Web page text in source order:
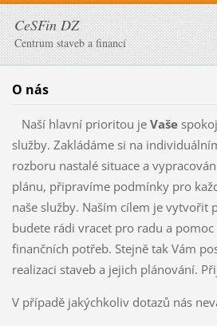
CeSFin DZ
Centrum staveb a financí
O nás
Naší hlavní prioritou je Vaše
služby. Zakládáme si na
rozboru nastalé situace a
plánu, připravíme podmínky pro
naše služby. Naším cílem je vytvořit
budete rádi vracet pro radu a pomoc
finančních potřeb. Stejně tak Vám
realizaci staveb a jejich plánování.
V případě jakýchkoliv dotazů nás